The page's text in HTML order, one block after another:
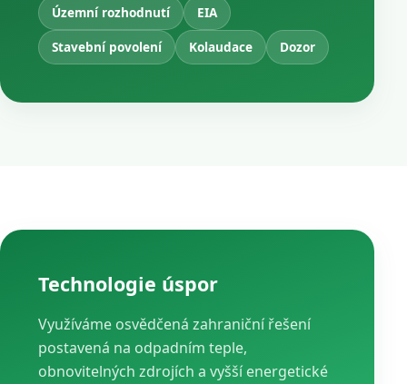
Územní rozhodnutí
EIA
Stavební povolení
Kolaudace Dozor
Technologie úspor
Využíváme osvědčená zahraniční řešení
postavená na odpadním teple,
obnovitelných zdrojích a vyšší energetické